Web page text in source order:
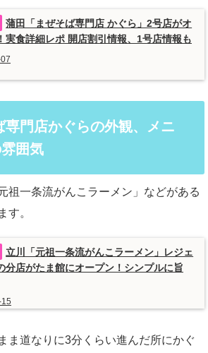
蒲田「まぜそば専門店 かぐら」2号店がオ
実食詳細レポ 開店割引情報、1号店情報も
専門店かぐらの外観、メニ
囲気
祖一条流がんこラーメン」などがある
す。
立川「元祖一条流がんこラーメン」レジェ
分店がたま館にオープン！シンプルに旨
ま道なりに3分くらい進んだ所にかぐ